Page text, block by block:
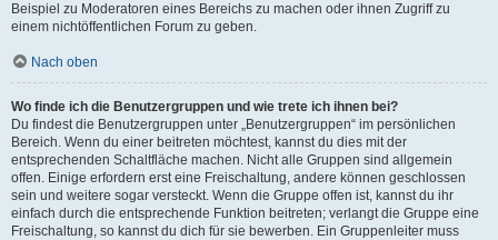
Beispiel zu Moderatoren eines Bereichs zu machen oder ihnen Zugriff zu
einem nichtöffentlichen Forum zu geben.
Nach oben
Wo finde ich die Benutzergruppen und wie trete ich ihnen bei?
Du findest die Benutzergruppen unter „Benutzergruppen“ im persönlichen
Bereich. Wenn du einer beitreten möchtest, kannst du dies mit der
entsprechenden Schaltfläche machen. Nicht alle Gruppen sind allgemein
offen. Einige erfordern erst eine Freischaltung, andere können geschlossen
sein und weitere sogar versteckt. Wenn die Gruppe offen ist, kannst du ihr
einfach durch die entsprechende Funktion beitreten; verlangt die Gruppe eine
Freischaltung, so kannst du dich für sie bewerben. Ein Gruppenleiter muss